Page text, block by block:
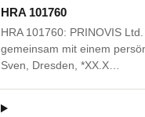
HRA 101760
HRA 101760: PRINOVIS
gemeinsam mit einem
Sven, Dresden, *XX.X…